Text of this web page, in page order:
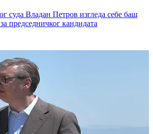
суда Владан Петров изгледа себе баш
председничког кандидата